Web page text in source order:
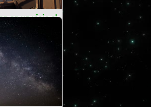
en un viaje al
asociado con el
NOD Entertainment
de ciencia...